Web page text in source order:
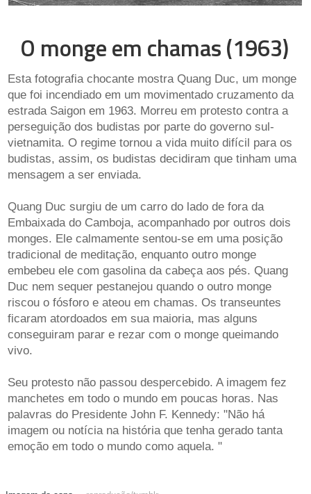
O monge em chamas (1963)
Esta fotografia chocante mostra Quang Duc, um monge
que foi incendiado em um movimentado cruzamento da
estrada Saigon em 1963. Morreu em protesto contra a
perseguição dos budistas por parte do governo sul-
vietnamita. O regime tornou a vida muito difícil para os
budistas, assim, os budistas decidiram que tinham uma
mensagem a ser enviada.
Quang Duc surgiu de um carro do lado de fora da
Embaixada do Camboja, acompanhado por outros dois
monges. Ele calmamente sentou-se em uma posição
tradicional de meditação, enquanto outro monge
embebeu ele com gasolina da cabeça aos pés. Quang
Duc nem sequer pestanejou quando o outro monge
riscou o fósforo e ateou em chamas. Os transeuntes
ficaram atordoados em sua maioria, mas alguns
conseguiram parar e rezar com o monge queimando
vivo.
Seu protesto não passou despercebido. A imagem fez
manchetes em todo o mundo em poucas horas. Nas
palavras do Presidente John F. Kennedy: "Não há
imagem ou notícia na história que tenha gerado tanta
emoção em todo o mundo como aquela. "